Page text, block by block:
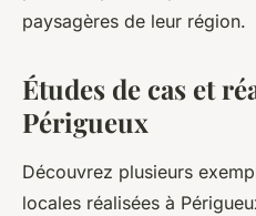
paysagères de leur région.
Études de cas et
Périgueux
Découvrez plusieurs
locales réalisées à